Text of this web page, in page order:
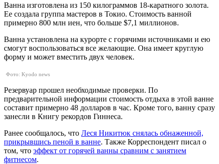
Ванна изготовлена из 150 килограммов 18-каратного золота.
Ее создала группа мастеров в Токио. Стоимость ванной
примерно 800 млн иен, что больше $7,1 миллионов.
Ванна установлена на курорте с горячими источниками и ею
смогут воспользоваться все желающие. Она имеет круглую
форму и может вместить двух человек.
Фото: Kyodo news
Резервуар прошел необходимые проверки. По
предварительной информации стоимость отдыха в этой ванне
составит примерно 48 долларов в час. Кроме того, ванну сразу
занесли в Книгу рекордов Гиннеса.
Ранее сообщалось, что Леся Никитюк снялась обнаженной,
прикрывшись пеной в ванне. Также Корреспондент писал о
том, что эффект от горячей ванны сравним с занятием
фитнесом.